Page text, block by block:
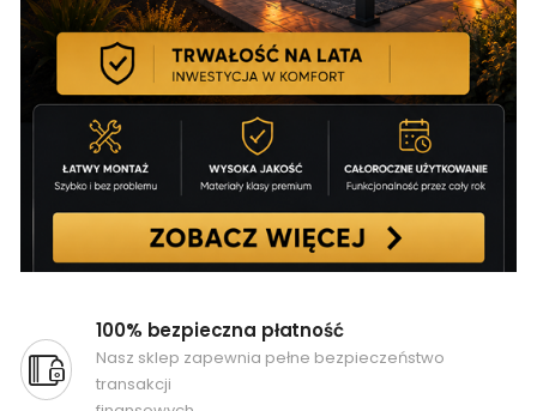
100% bezpieczna płatność
Nasz sklep zapewnia pełne bezpieczeństwo
transakcji